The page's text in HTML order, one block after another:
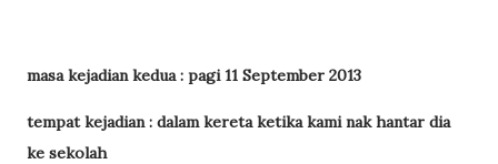
masa kejadian kedua : pagi 11 September 2013
tempat kejadian : dalam kereta ketika kami nak hantar dia
ke sekolah